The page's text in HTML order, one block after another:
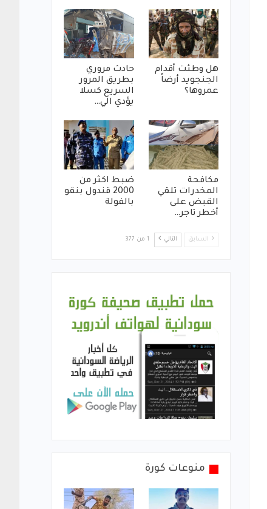
هل وطئت أقدام
الجنجويد أرضاً
عمروها؟
حادث مروري
بطريق المرور
السريع كسلا
يؤدي الي…
مكافحة
المخدرات تلقي
القبض على
أخطر تاجر…
ضبط اكثر من
2000 قندول بنقو
بالفولة
السابق التالي 1 من 377
منوعات كورة